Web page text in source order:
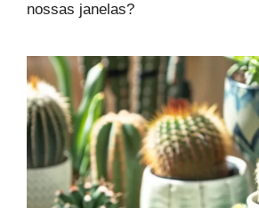
nossas janelas?